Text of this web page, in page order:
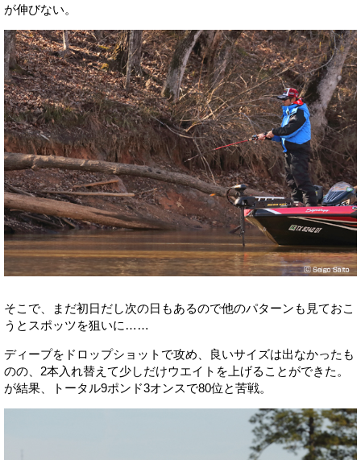
が伸びない。
そこで、まだ初日だし次の日もあるので他のパターンも見ておこ
うとスポッツを狙いに……
ディープをドロップショットで攻め、良いサイズは出なかったも
のの、2本入れ替えて少しだけウエイトを上げることができた。
が結果、トータル9ポンド3オンスで80位と苦戦。